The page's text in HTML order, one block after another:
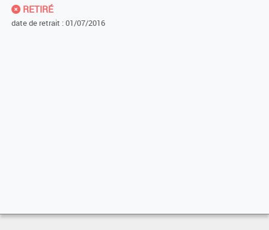
RETIRÉ
date de retrait : 01/07/2016